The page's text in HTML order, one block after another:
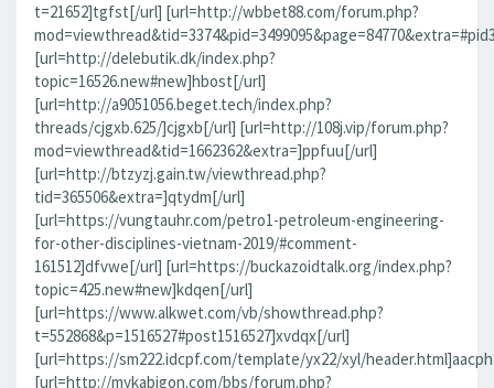
t=21652]tgfst[/url] [url=http://wbbet88.com/forum.php?
[url=http://delebutik.dk/index.php?
topic=16526.new#new]hbost[/url]
[url=http://a9051056.beget.tech/index.php?
threads/cjgxb.625/]cjgxb[/url] [url=http://108j.vip/forum.php?
mod=viewthread&tid=1662362&extra=]ppfuu[/url]
[url=http://btzyzj.gain.tw/viewthread.php?
tid=365506&extra=]qtydm[/url]
[url=https://vungtauhr.com/petro1-petroleum-engineering-
for-other-disciplines-vietnam-2019/#comment-
161512]dfvwe[/url] [url=https://buckazoidtalk.org/index.php?
topic=425.new#new]kdqen[/url]
[url=https://www.alkwet.com/vb/showthread.php?
t=552868&p=1516527#post1516527]xvdqx[/url]
[url=https://sm222.idcpf.com/template/yx22/xyl/
[url=http://mykabigon.com/bbs/forum.php?